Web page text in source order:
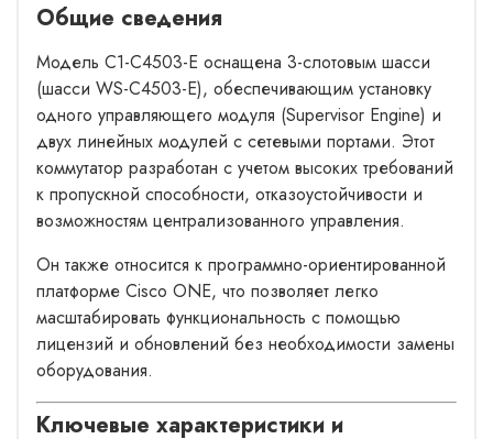
Общие сведения
Модель C1-C4503-E оснащена 3-слотовым шасси
(шасси WS-C4503-E), обеспечивающим установку
одного управляющего модуля (Supervisor Engine) и
двух линейных модулей с сетевыми портами. Этот
коммутатор разработан с учетом высоких требований
к пропускной способности, отказоустойчивости и
возможностям централизованного управления.
Он также относится к программно-ориентированной
платформе Cisco ONE, что позволяет легко
масштабировать функциональность с помощью
лицензий и обновлений без необходимости замены
оборудования.
Ключевые характеристики и